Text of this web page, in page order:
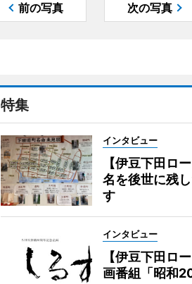
前の写真 次の写真
特集
インタビュー
【伊豆下田ロ
名を後世に残
す
インタビュー
【伊豆下田ロ
画番組「昭和